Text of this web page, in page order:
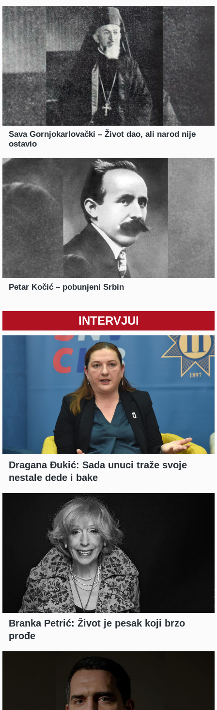
Sava Gornjokarlovački – Život dao, ali narod nije
ostavio
Petar Kočić – pobunjeni Srbin
INTERVJUI
Dragana Đukić: Sada unuci traže svoje
nestale dede i bake
Branka Petrić: Život je pesak koji brzo
prođe